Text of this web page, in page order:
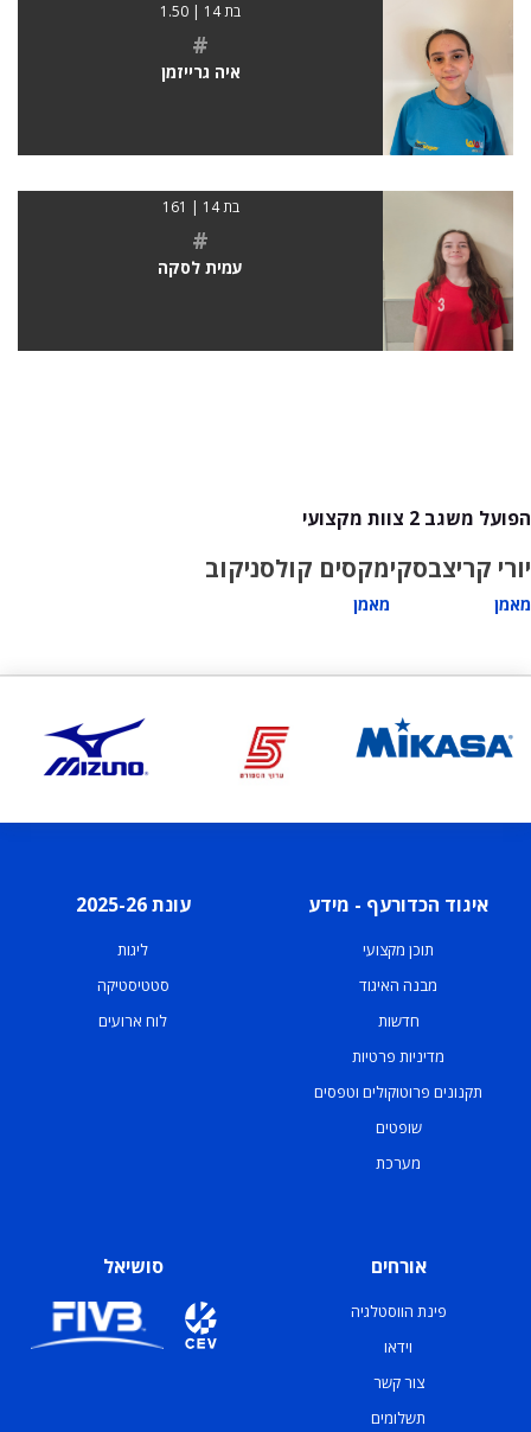
בת 14 | 1.50
#
איה גרייזמן
בת 14 | 161
#
עמית לסקה
הפועל משגב 2 צוות מקצועי
יורי קריצבסקי
מאמן
מקסים קולסניקוב
מאמן
איגוד הכדורעף - מידע
תוכן מקצועי
מבנה האיגוד
חדשות
מדיניות פרטיות
תקנונים פרוטוקולים וטפסים
שופטים
מערכת
עונת 2025-26
ליגות
סטטיסטיקה
לוח ארועים
אורחים
פינת הווסטלגיה
וידאו
צור קשר
תשלומים
סושיאל